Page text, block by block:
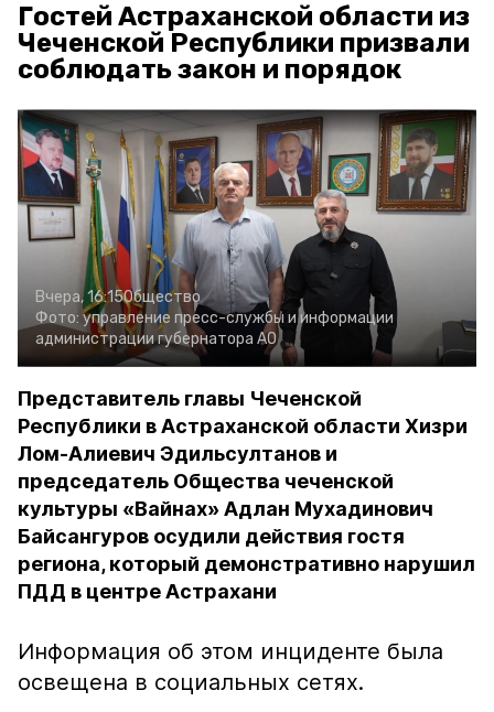
Гостей Астраханской области из
Чеченской Республики призвали
соблюдать закон и порядок
Вчера, 16:15Общество
Фото: управление пресс-службы и информации
администрации губернатора АО
Представитель главы Чеченской
Республики в Астраханской области Хизри
Лом-Алиевич Эдильсултанов и
председатель Общества чеченской
культуры «Вайнах» Адлан Мухадинович
Байсангуров осудили действия гостя
региона, который демонстративно нарушил
ПДД в центре Астрахани
Информация об этом инциденте была
освещена в социальных сетях.